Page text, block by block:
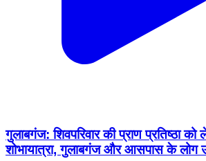
गुलाबगंज: शिवपरिवार की प्राण प्रतिष्ठा
शोभायात्रा, गुलाबगंज और आसपास के लोग